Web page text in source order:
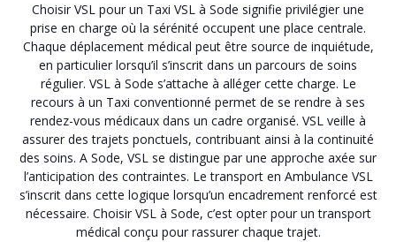
Choisir VSL pour un Taxi VSL à Sode signifie privilégier une
prise en charge où la sérénité occupent une place centrale.
Chaque déplacement médical peut être source de inquiétude,
en particulier lorsqu’il s’inscrit dans un parcours de soins
régulier. VSL à Sode s’attache à alléger cette charge. Le
recours à un Taxi conventionné permet de se rendre à ses
rendez-vous médicaux dans un cadre organisé. VSL veille à
assurer des trajets ponctuels, contribuant ainsi à la continuité
des soins. A Sode, VSL se distingue par une approche axée sur
l’anticipation des contraintes. Le transport en Ambulance VSL
s’inscrit dans cette logique lorsqu’un encadrement renforcé est
nécessaire. Choisir VSL à Sode, c’est opter pour un transport
médical conçu pour rassurer chaque trajet.